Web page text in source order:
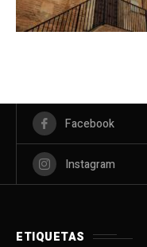
Facebook
Instagram
ETIQUETAS